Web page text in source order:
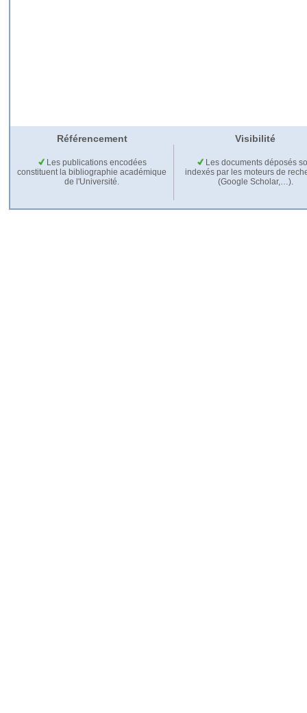
Référencement Visibilité
Les publications encodées
constituent la bibliographie académique
de l'Université.
Les documents déposés
indexés par les moteurs de
(Google Scholar,…).